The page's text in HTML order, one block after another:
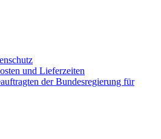
und Lieferzeiten
der Bundesregierung für